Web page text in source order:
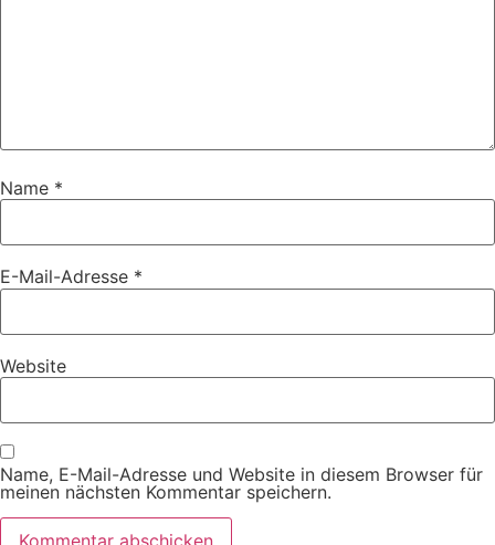
Name *
E-Mail-Adresse *
Website
Name, E-Mail-Adresse und Website in diesem Browser für
meinen nächsten Kommentar speichern.